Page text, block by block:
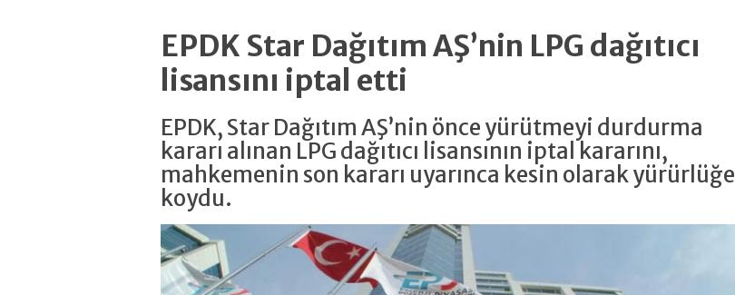
EPDK Star Dağıtım AŞ’nin LPG dağıtıcı
lisansını iptal etti
EPDK, Star Dağıtım AŞ’nin önce yürütmeyi durdurma
kararı alınan LPG dağıtıcı lisansının iptal kararını,
mahkemenin son kararı uyarınca kesin olarak yürürlüğe
koydu.